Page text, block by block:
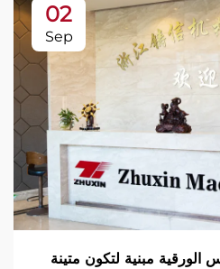
02
Sep